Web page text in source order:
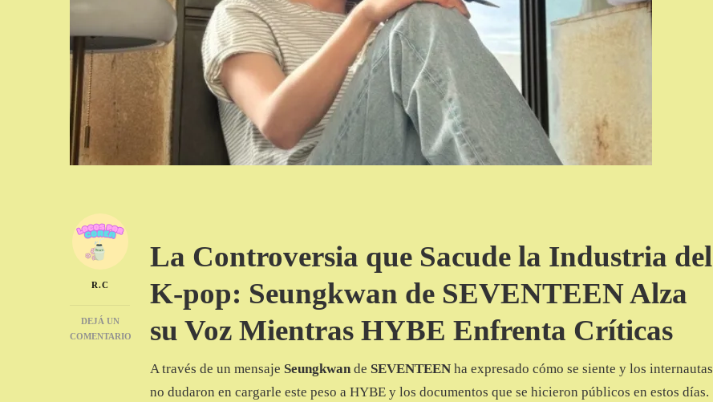
R.C
DEJÁ UN
COMENTARIO
SEUNGKWAN
SEVENTEEN
La Controversia que Sacude la Industria del
K-pop: Seungkwan de SEVENTEEN Alza
su Voz Mientras HYBE Enfrenta Críticas
A través de un mensaje Seungkwan de SEVENTEEN ha expresado cómo se siente y los internautas
no dudaron en cargarle este peso a HYBE y los documentos que se hicieron públicos en estos días.